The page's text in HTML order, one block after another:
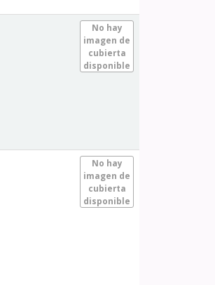
No hay
imagen de
cubierta
disponible
No hay
imagen de
cubierta
disponible